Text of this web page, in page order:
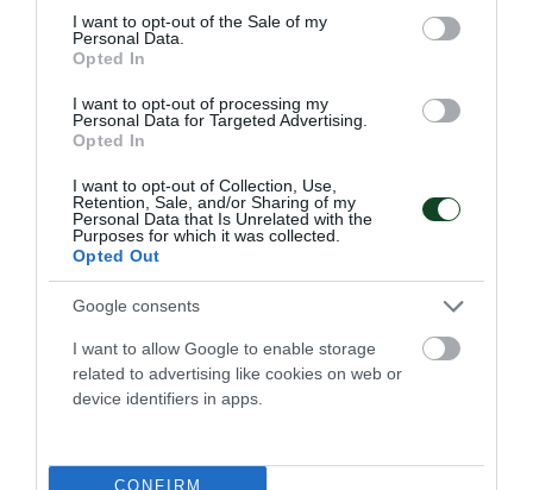
consent section.
I want to opt-out of the Sale of my
Personal Data.
Opted In
I want to opt-out of processing my
Personal Data for Targeted Advertising.
Opted In
I want to opt-out of Collection, Use,
Retention, Sale, and/or Sharing of my
Personal Data that Is Unrelated with the
Purposes for which it was collected.
Opted Out
Google consents
I want to allow Google to enable storage
related to advertising like cookies on web or
device identifiers in apps.
CONFIRM
Ρώμη
Η Άννα Ντουντουνάκη προκρίθηκε σε έναν ακόμη τελικό